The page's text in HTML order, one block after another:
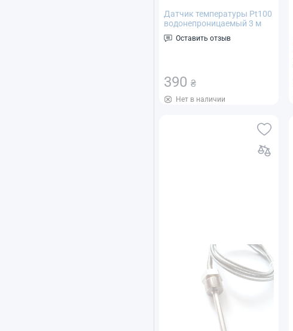
Датчик температуры Pt100
водонепроницаемый 3 м
(термосопротивление)
термоконтроллера -50...+200°C
Оставить отзыв
390 ₴
Нет в наличии